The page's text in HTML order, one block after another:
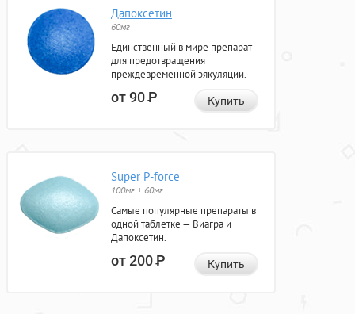
Дапоксетин
60мг
Единственный в мире препарат
для предотвращения
преждевременной эякуляции.
от 90Р Купить
Super P-force
100мг + 60мг
Самые популярные препараты в
одной таблетке — Виагра и
Дапоксетин.
от 200Р Купить